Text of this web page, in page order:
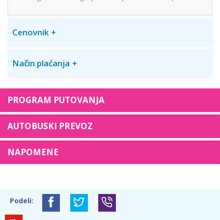
Cenovnik
Način plaćanja
PROGRAM PUTOVANJA
AUTOBUSKI PREVOZ
NAPOMENE
Podeli: